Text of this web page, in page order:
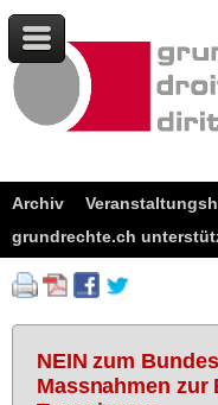
Archiv
grundrechte.ch
NEIN zum
Massnahmen zur